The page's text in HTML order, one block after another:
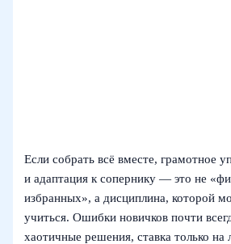
Если собрать всё вместе, грамотное
и адаптация к сопернику — это не
избранных», а дисциплина, которой
учиться. Ошибки новичков почти
хаотичные решения, ставка только на